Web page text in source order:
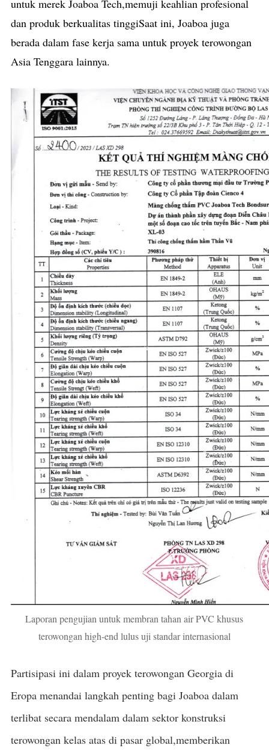
untuk merek Joaboa Tech,memuji keahlian profesional
dan produk berkualitas tinggiSaat ini, Joaboa juga
berada dalam fase kerja sama untuk proyek terowongan
Asia Tenggara lainnya.
Laporan pengujian untuk membran tahan air PVC khusus
terowongan high-end lulus uji standar internasional
Partisipasi ini dalam proyek terowongan Georgia di
Eropa menandai langkah penting bagi Joaboa dalam
terlibat secara mendalam dalam sektor konstruksi
terowongan kelas atas di pasar global,memberikan